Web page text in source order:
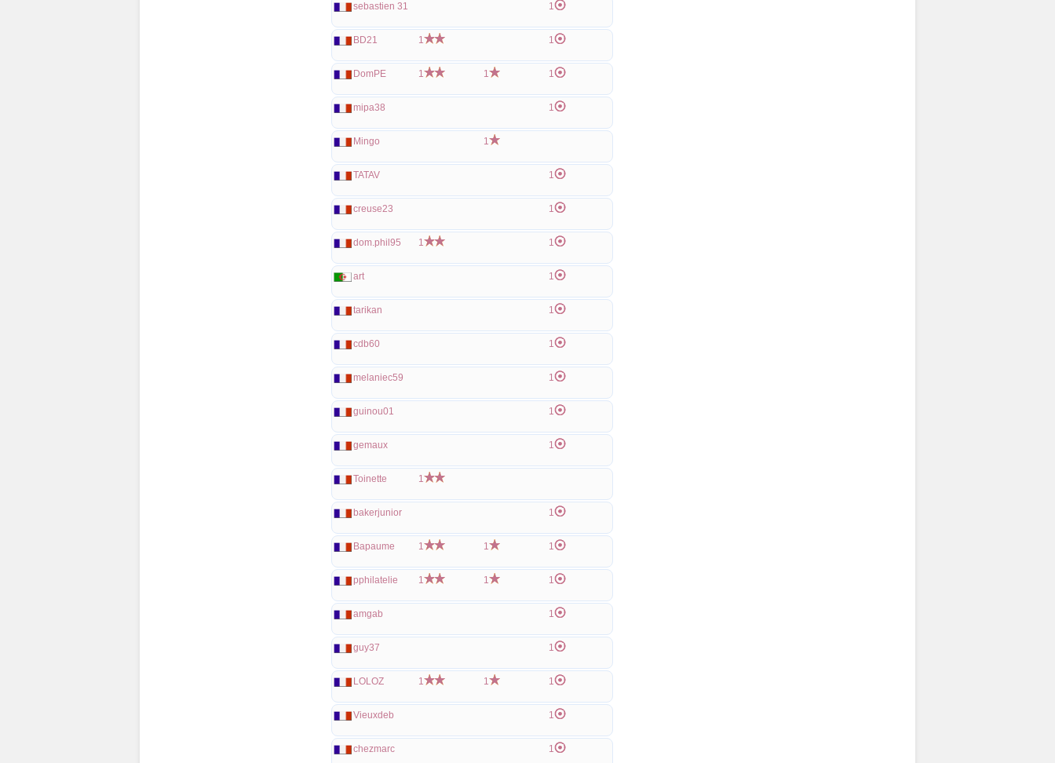
sebastien 31 1
BD21 1 1
DomPE 1 1 1
mipa38 1
Mingo 1
TATAV 1
creuse23 1
dom.phil95 1 1
art 1
tarikan 1
cdb60 1
melaniec59 1
guinou01 1
gemaux 1
Toinette 1
bakerjunior 1
Bapaume 1 1 1
pphilatelie 1 1 1
amgab 1
guy37 1
LOLOZ 1 1 1
Vieuxdeb 1
chezmarc 1